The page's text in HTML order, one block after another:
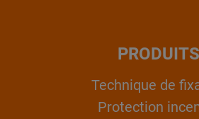
PRODUITS
Technique de
Protection